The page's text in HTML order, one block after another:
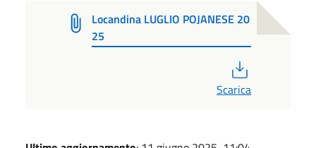
Locandina LUGLIO POJANESE 20
25
Scarica